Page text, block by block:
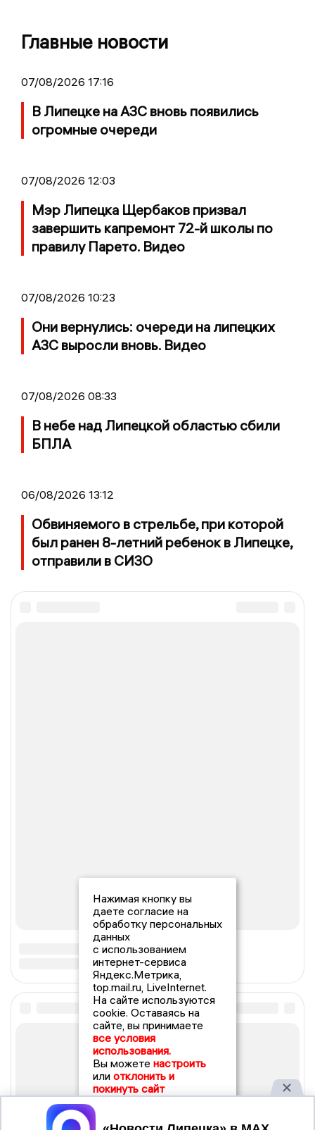
Главные новости
07/08/2026 17:16
В Липецке на АЗС вновь появились
огромные очереди
07/08/2026 12:03
Мэр Липецка Щербаков призвал
завершить капремонт 72-й школы по
правилу Парето. Видео
07/08/2026 10:23
Они вернулись: очереди на липецких
АЗС выросли вновь. Видео
07/08/2026 08:33
В небе над Липецкой областью сбили
БПЛА
06/08/2026 13:12
Обвиняемого в стрельбе, при которой
был ранен 8-летний ребенок в Липецке,
отправили в СИЗО
Нажимая кнопку вы
даете согласие на
обработку персональных
данных
с использованием
интернет-сервиса
Яндекс.Метрика,
top.mail.ru, LiveInternet.
На сайте используются
cookie. Оставаясь на
сайте, вы принимаете
все условия
использования.
Вы можете настроить
или отклонить и
покинуть сайт
Принять